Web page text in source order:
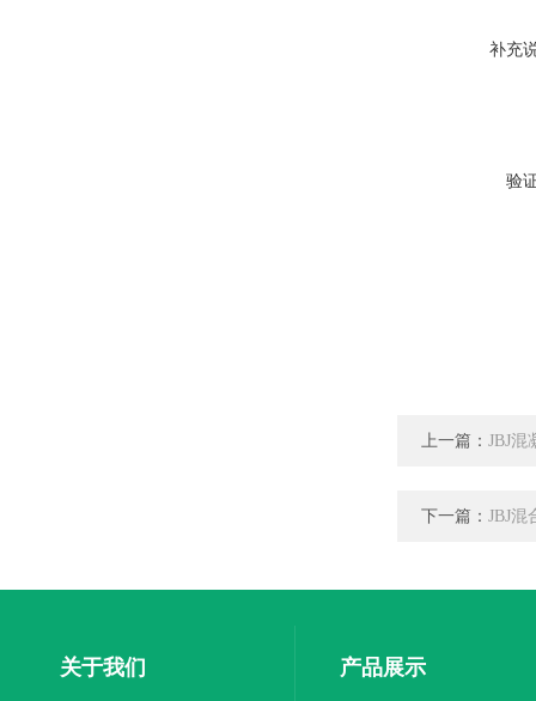
补充
验
上一篇： JBJ混
下一篇： JBJ混
关于我们 产品展示